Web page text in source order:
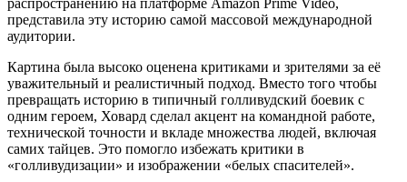
распространению на платформе Amazon Prime Video,
представила эту историю самой массовой международной
аудитории.
Картина была высоко оценена критиками и зрителями за её
уважительный и реалистичный подход. Вместо того чтобы
превращать историю в типичный голливудский боевик с
одним героем, Ховард сделал акцент на командной работе,
технической точности и вкладе множества людей, включая
самих тайцев. Это помогло избежать критики в
«голливудизации» и изображении «белых спасителей».